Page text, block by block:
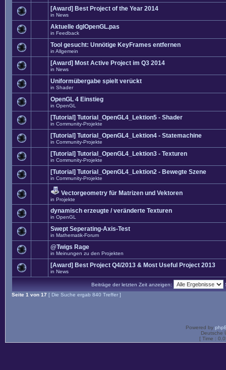
[Award] Best Project of the Year 2014
in News
Aktuelle dglOpenGL.pas
in Feedback
Tool gesucht: Unnötige KeyFrames entfernen
in Allgemein
[Award] Most Active Project im Q3 2014
in News
Uniformübergabe spielt verückt
in Shader
OpenGL 4 Einstieg
in OpenGL
[Tutorial] Tutorial_OpenGL4_Lektion5 - Shader
in Community-Projekte
[Tutorial] Tutorial_OpenGL4_Lektion4 - Statemachine
in Community-Projekte
[Tutorial] Tutorial_OpenGL4_Lektion3 - Texturen
in Community-Projekte
[Tutorial] Tutorial_OpenGL4_Lektion2 - Bewegte Szene
in Community-Projekte
Vectorgeometry für Matrizen und Vektoren
in Projekte
dynamisch erzeugte / veränderte Texturen
in OpenGL
Swept Seperating-Axis-Test
in Mathematik-Forum
@Twigs Rage
in Meinungen zu den Projekten
[Award] Best Project Q4/2013 & Most Useful Project 2013
in News
Beiträge der letzten Zeit anzeigen:
Seite 1 von 17 [ Die Suche ergab 840 Treffer ]
Powered by
Deutsche
[ Time :